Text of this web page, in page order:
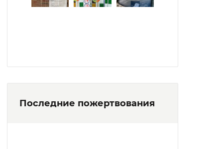
Последние пожертвования